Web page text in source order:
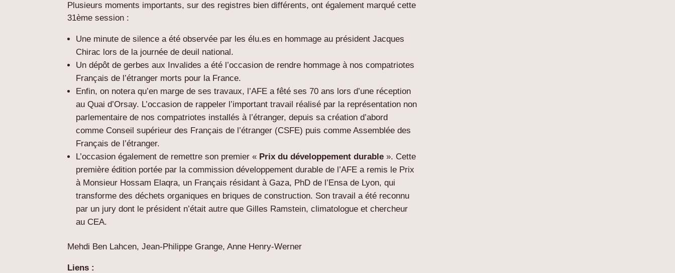
Plusieurs moments importants, sur des registres bien différents, ont également marqué cette
31ème session :
Une minute de silence a été observée par les élu.es en hommage au président Jacques
Chirac lors de la journée de deuil national.
Un dépôt de gerbes aux Invalides a été l’occasion de rendre hommage à nos compatriotes
Français de l’étranger morts pour la France.
Enfin, on notera qu’en marge de ses travaux, l’AFE a fêté ses 70 ans lors d’une réception
au Quai d’Orsay. L’occasion de rappeler l’important travail réalisé par la représentation non
parlementaire de nos compatriotes installés à l’étranger, depuis sa création d’abord
comme Conseil supérieur des Français de l’étranger (CSFE) puis comme Assemblée des
Français de l’étranger.
L’occasion également de remettre son premier « Prix du développement durable ». Cette
première édition portée par la commission développement durable de l’AFE a remis le Prix
à Monsieur Hossam Elaqra, un Français résidant à Gaza, PhD de l’Ensa de Lyon, qui
transforme des déchets organiques en briques de construction. Son travail a été reconnu
par un jury dont le président n’était autre que Gilles Ramstein, climatologue et chercheur
au CEA.
Mehdi Ben Lahcen, Jean-Philippe Grange, Anne Henry-Werner
Liens :